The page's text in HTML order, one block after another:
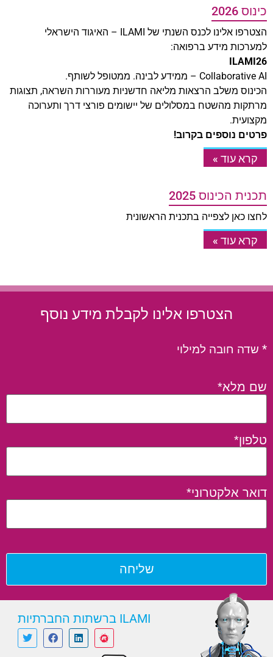
כינוס 2026
הצטרפו אלינו לכנס השנתי של ILAMI – האיגוד הישראלי
למערכות מידע ברפואה:
ILAMI26
Collaborative AI – ממידע לבינה. ממטופל לשותף.
הכינוס משלב הרצאות מליאה חדשניות מעוררות השראה, תצוגות
מרתקות מהשטח במסלולים של יישומים פורצי דרך ותערוכה
מקצועית.
פרטים נוספים בקרוב!
קרא עוד »
תכנית הכינוס 2025
לחצו כאן לצפייה בתכנית הראשונית
קרא עוד »
הצטרפו אלינו לקבלת מידע נוסף
* שדה חובה למילוי
שם מלא*
טלפון*
דואר אלקטרוני*
ILAMI ברשתות החברתיות